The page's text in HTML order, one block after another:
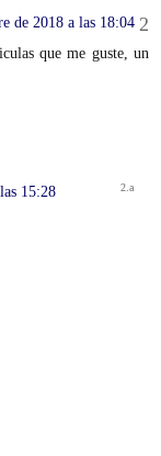
de 2018 a las 18:04
que me guste, un
15:28